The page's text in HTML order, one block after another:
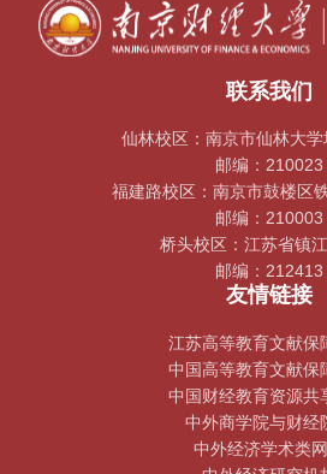
联系我们
仙林校区：南京市仙林大
邮编：210023
福建路校区：南京市鼓楼区
邮编：210003
桥头校区：江苏省镇
邮编：212413
友情链接
江苏高等教育文献保
中国高等教育文献保
中国财经教育资源共
中外商学院与财经
中外经济学术类